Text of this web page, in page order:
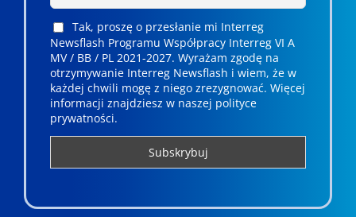
Tak, proszę o przesłanie mi Interreg
Newsflash Programu Współpracy Interreg VI A
MV / BB / PL 2021-2027. Wyrażam zgodę na
otrzymywanie Interreg Newsflash i wiem, że w
każdej chwili mogę z niego zrezygnować. ­­Więcej
informacji znajdziesz w naszej polityce
prywatności.